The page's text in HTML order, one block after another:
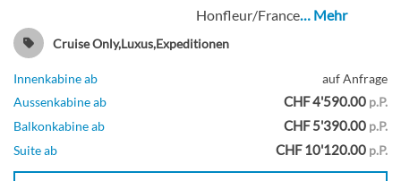
Balkonkabine
Guarantee Balcony Cabin-[S03]
Honfleur/France… Mehr
Cruise Only,Luxus,Expeditionen
Innenkabine ab
auf Anfrage
Aussenkabine ab
CHF 4'590.00 p.P.
Balkonkabine ab
CHF 5'390.00 p.P.
Suite ab
CHF 10'120.00 p.P.